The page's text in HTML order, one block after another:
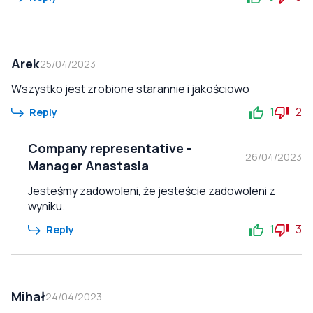
Arek25/04/2023
Wszystko jest zrobione starannie i jakościowo
Reply 1 2
Company representative -
Manager Anastasia
26/04/2023
Jesteśmy zadowoleni, że jesteście zadowoleni z
wyniku.
Reply 1 3
Mihał24/04/2023